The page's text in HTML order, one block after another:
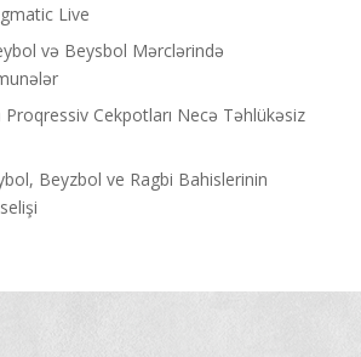
Live
və Beysbol Mərclərində
Cekpotları Necə Təhlükəsiz
Beyzbol ve Ragbi Bahislerinin